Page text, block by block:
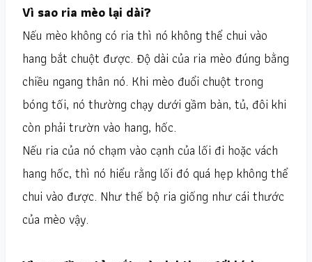
Vì sao ria mèo lại dài?
Nếu mèo không có ria thì nó không thể chui vào
hang bắt chuột được. Độ dài của ria mèo đúng bằng
chiều ngang thân nó. Khi mèo đuổi chuột trong
bóng tối, nó thường chạy dưới gầm bàn, tủ, đôi khi
còn phải trườn vào hang, hốc.
Nếu ria của nó chạm vào cạnh của lối đi hoặc vách
hang hốc, thì nó hiểu rằng lối đó quá hẹp không thể
chui vào được. Như thế bộ ria giống như cái thước
của mèo vậy.